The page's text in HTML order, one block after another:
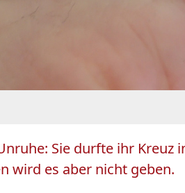
Sie durfte ihr
wird es aber nicht geben.